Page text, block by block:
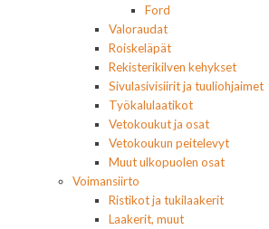
Ford
Valoraudat
Roiskeläpät
Rekisterikilven kehykset
Sivulasivisiirit ja tuuliohjaimet
Työkalulaatikot
Vetokoukut ja osat
Vetokoukun peitelevyt
Muut ulkopuolen osat
Voimansiirto
Ristikot ja tukilaakerit
Laakerit, muut